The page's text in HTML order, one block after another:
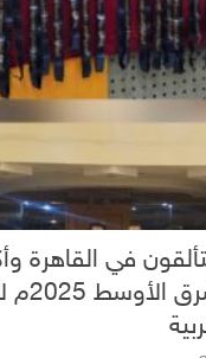
في القاهرة
تنال